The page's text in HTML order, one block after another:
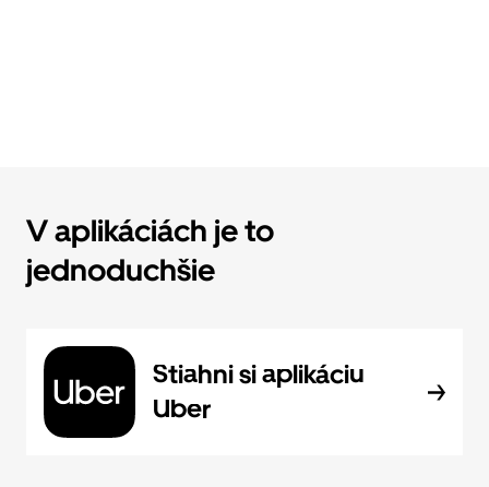
V aplikáciách je to
jednoduchšie
Stiahni si aplikáciu
Uber